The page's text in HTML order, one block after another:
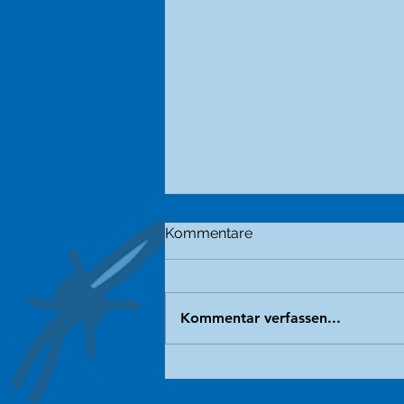
Kommentare
Kommentar verfassen...